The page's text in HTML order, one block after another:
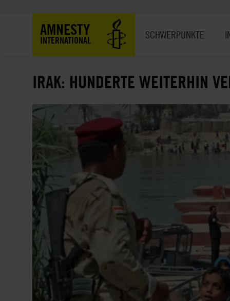
AMNESTY
INTERNATIONAL SCHWERPUNKTE
IRAK: HUNDERTE WEITERHIN